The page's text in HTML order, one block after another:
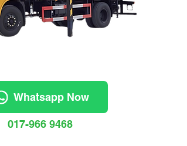
Whatsapp Now
017-966 9468